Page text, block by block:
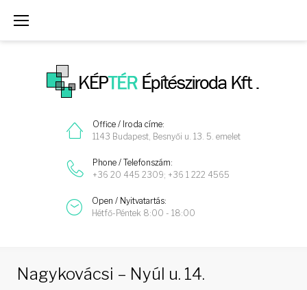
Office / Iroda címe:
1143 Budapest, Besnyői u. 13. 5. emelet
Phone / Telefonszám:
+36 20 445 2309; +36 1 222 4565
Open / Nyitvatartás:
Hétfő-Péntek 8:00 - 18:00
Nagykovácsi – Nyúl u. 14.